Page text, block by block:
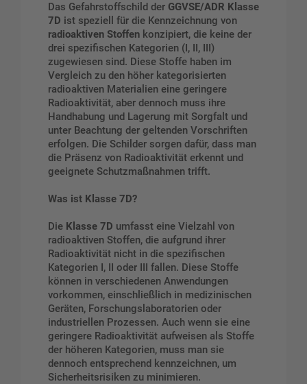
Das Gefahrstoffschild der GGVSE/ADR Klasse
7D ist speziell für die Kennzeichnung von
radioaktiven Stoffen konzipiert, die keine der
drei spezifischen Kategorien (I, II, III)
zugewiesen sind. Diese Stoffe haben im
Vergleich zu den höher kategorisierten
radioaktiven Materialien eine geringere
Radioaktivität, aber dennoch muss ihre
Handhabung und Lagerung mit Sorgfalt und
unter Beachtung der geltenden Vorschriften
erfolgen. Die Schilder sorgen dafür, dass man
die Präsenz von Radioaktivität erkennt und
geeignete Schutzmaßnahmen trifft.
Was ist Klasse 7D?
Die Klasse 7D umfasst eine Vielzahl von
radioaktiven Stoffen, die aufgrund ihrer
Radioaktivität nicht in die spezifischen
Kategorien I, II oder III fallen. Diese Stoffe
können in verschiedenen Anwendungen
vorkommen, einschließlich in medizinischen
Geräten, Forschungslaboratorien oder
industriellen Prozessen. Auch wenn sie eine
geringere Radioaktivität aufweisen als Stoffe
der höheren Kategorien, muss man sie
dennoch entsprechend kennzeichnen, um
Sicherheitsrisiken zu minimieren.